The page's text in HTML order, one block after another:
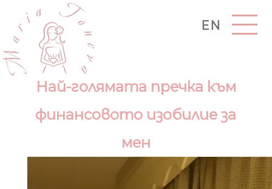
EN
Най-голямата пречка към
финансовото изобилие за
мен